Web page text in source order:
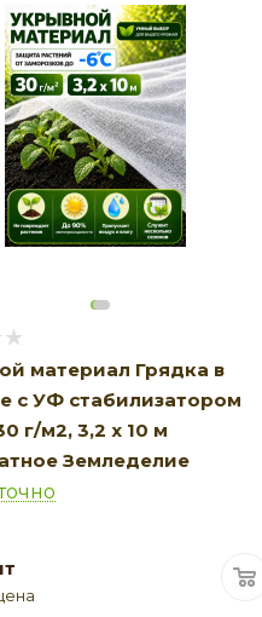
материал Грядка в
с УФ стабилизатором
г/м2, 3,2 х 10 м
Земледелие